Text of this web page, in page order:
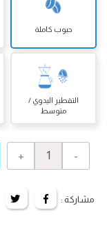
حبوب كاملة
التقطير اليدوي /
متوسط
-
+
مشاركة :